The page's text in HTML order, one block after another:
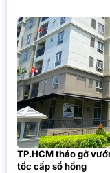
TP.HCM tháo gỡ
tốc cấp sổ hồng